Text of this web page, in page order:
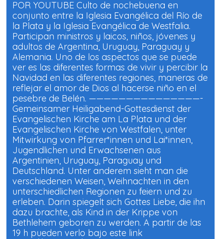
POR YOUTUBE Culto de nochebuena en
conjunto entre la Iglesia Evangélica del Río de
la Plata y la Iglesia Evangélica de Westfalia.
Participan ministros y laicos, niños, jóvenes y
adultos de Argentina, Uruguay, Paraguay y
Alemania. Uno de los aspectos que se puede
ver es las diferentes formas de vivir y percibir la
Navidad en las diferentes regiones, maneras de
reflejar el amor de Dios al hacerse niño en el
pesebre de Belén. ———————————————-
Gemeinsamer Heiligabend-Gottesdienst der
Evangelischen Kirche am La Plata und der
Evangelischen Kirche von Westfalen, unter
Mitwirkung von Pfarrer*innen und Lai*innen,
Jugendlichen und Erwachsenen aus
Argentinien, Uruguay, Paraguay und
Deutschland. Unter anderem sieht man die
verschiedenen Weisen, Weihnachten in den
unterschiedlichen Regionen zu feiern und zu
erleben. Darin spiegelt sich Gottes Liebe, die ihn
dazu brachte, als Kind in der Krippe von
Bethlehem geboren zu werden. A partir de las
19 h pueden verlo bajo este link